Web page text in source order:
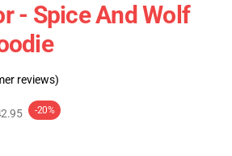
- Spice And Wolf
reviews)
-20%